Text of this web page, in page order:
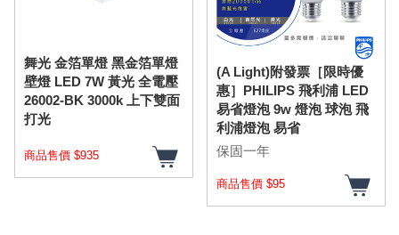
舞光 金箔單燈 黑金箔單燈
壁燈 LED 7W 黃光 全電壓
26002-BK 3000k 上下雙面
打光
商品售價 $935
(A Light)附發票［限時優
惠］PHILIPS 飛利浦 LED
易省燈泡 9w 燈泡 球泡 飛
利浦燈泡 易省
保固一年
商品售價 $95